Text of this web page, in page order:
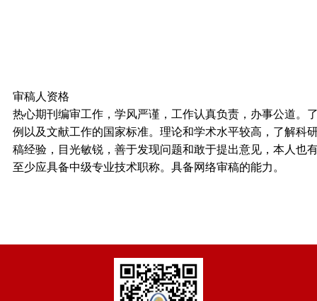
审稿人资格
热心期刊编审工作，学风严谨，工作认真负责，办事公道。
例以及文献工作的国家标准。理论和学术水平较高，了解科
稿经验，目光敏锐，善于发现问题和敢于提出意见，本人也
至少应具备中级专业技术职称。具备网络审稿的能力。